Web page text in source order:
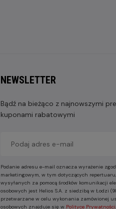
NEWSLETTER
Bądź na bieżąco z najnowszymi
kuponami rabatowymi
Podanie adresu e-mail oznacza wyrażenie
marketingowym, w tym dotyczących
wysyłanych za pomocą środków komunikacji
osobowych jest Helios S.A. z siedzibą w Łodzi
przetwarzane w celu wykonania zamówionej
osobowych znajduje się w Polityce Prywatności.